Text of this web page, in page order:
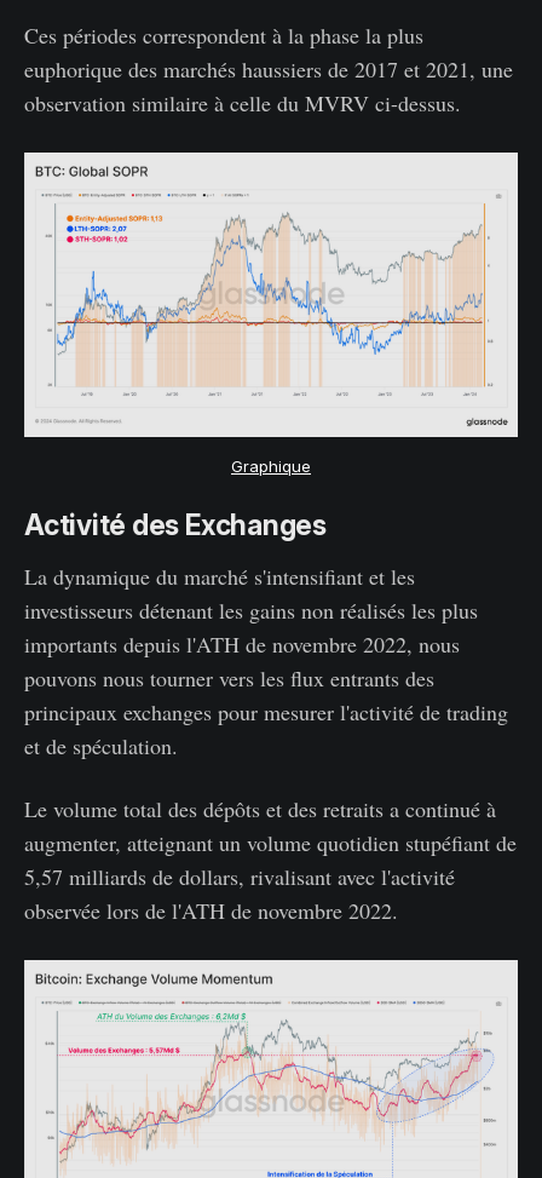
Ces périodes correspondent à la phase la plus
euphorique des marchés haussiers de 2017 et 2021, une
observation similaire à celle du MVRV ci-dessus.
Graphique
Activité des Exchanges
La dynamique du marché s'intensifiant et les
investisseurs détenant les gains non réalisés les plus
importants depuis l'ATH de novembre 2022, nous
pouvons nous tourner vers les flux entrants des
principaux exchanges pour mesurer l'activité de trading
et de spéculation.
Le volume total des dépôts et des retraits a continué à
augmenter, atteignant un volume quotidien stupéfiant de
5,57 milliards de dollars, rivalisant avec l'activité
observée lors de l'ATH de novembre 2022.